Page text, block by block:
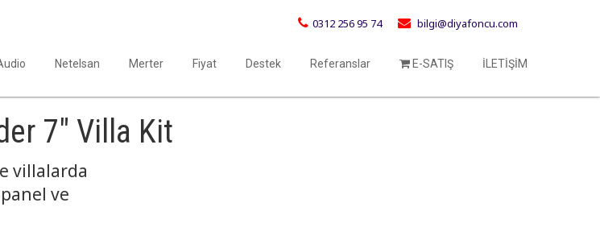
0312 256 95 74 bilgi@diyafoncu.com
Netelsan Merter Fiyat Destek Referanslar E-SATIŞ İLETİŞİM
7" Villa Kit
villalarda
ve